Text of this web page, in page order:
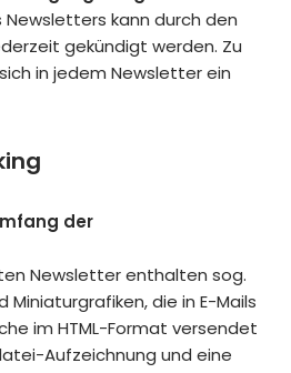
kann durch den
gekündigt werden. Zu
in jedem Newsletter ein
der
Newsletter enthalten sog.
Miniaturgrafiken, die in E-Mails
im HTML-Format versendet
Aufzeichnung und eine